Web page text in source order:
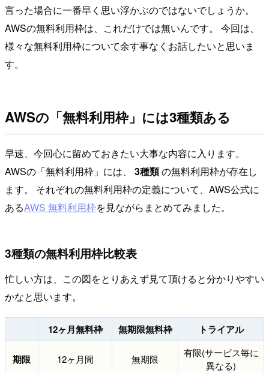
言った場合に一番早く思い浮かぶのではないでしょうか。
AWSの無料利用枠は、これだけでは無いんです。 今回は、
様々な無料利用枠について余す事なくお話したいと思いま
す。
AWSの「無料利用枠」には3種類ある
早速、今回心に留めておきたい大事な内容に入ります。
AWSの「無料利用枠」には、 3種類の無料利用枠が存在し
ます。 それぞれの無料利用枠の定義について、AWS公式に
あるAWS 無料利用枠を見ながらまとめてみました。
3種類の無料利用枠比較表
忙しい方は、この図をとりあえず見て頂けると分かりやすい
かなと思います。
12ヶ月無料枠 無期限無料枠 トライアル
期限 12ヶ月間 無期限
有限(サービス毎に
異なる)